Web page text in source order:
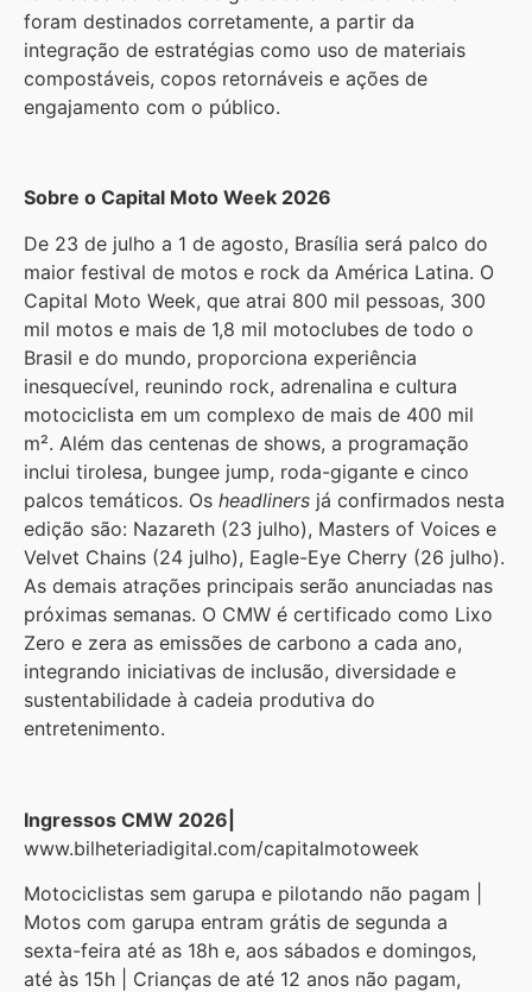
foram destinados corretamente, a partir da
integração de estratégias como uso de materiais
compostáveis, copos retornáveis e ações de
engajamento com o público.
Sobre o Capital Moto Week 2026
De 23 de julho a 1 de agosto, Brasília será palco do
maior festival de motos e rock da América Latina. O
Capital Moto Week, que atrai 800 mil pessoas, 300
mil motos e mais de 1,8 mil motoclubes de todo o
Brasil e do mundo, proporciona experiência
inesquecível, reunindo rock, adrenalina e cultura
motociclista em um complexo de mais de 400 mil
m². Além das centenas de shows, a programação
inclui tirolesa, bungee jump, roda-gigante e cinco
palcos temáticos. Os headliners já confirmados nesta
edição são: Nazareth (23 julho), Masters of Voices e
Velvet Chains (24 julho), Eagle-Eye Cherry (26 julho).
As demais atrações principais serão anunciadas nas
próximas semanas. O CMW é certificado como Lixo
Zero e zera as emissões de carbono a cada ano,
integrando iniciativas de inclusão, diversidade e
sustentabilidade à cadeia produtiva do
entretenimento.
Ingressos CMW 2026|
www.bilheteriadigital.com/capitalmotoweek
Motociclistas sem garupa e pilotando não pagam |
Motos com garupa entram grátis de segunda a
sexta-feira até as 18h e, aos sábados e domingos,
até às 15h | Crianças de até 12 anos não pagam,